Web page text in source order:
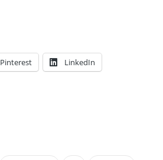
Pinterest LinkedIn